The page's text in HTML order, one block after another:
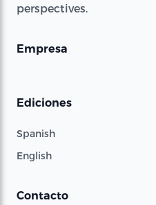
perspectives.
Empresa
Ediciones
Spanish
English
Contacto